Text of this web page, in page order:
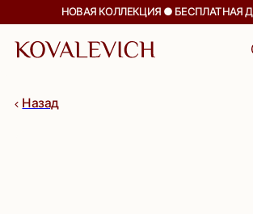
НОВАЯ КОЛЛЕКЦИЯ ● БЕСПЛАТНАЯ ДОСТАВКА